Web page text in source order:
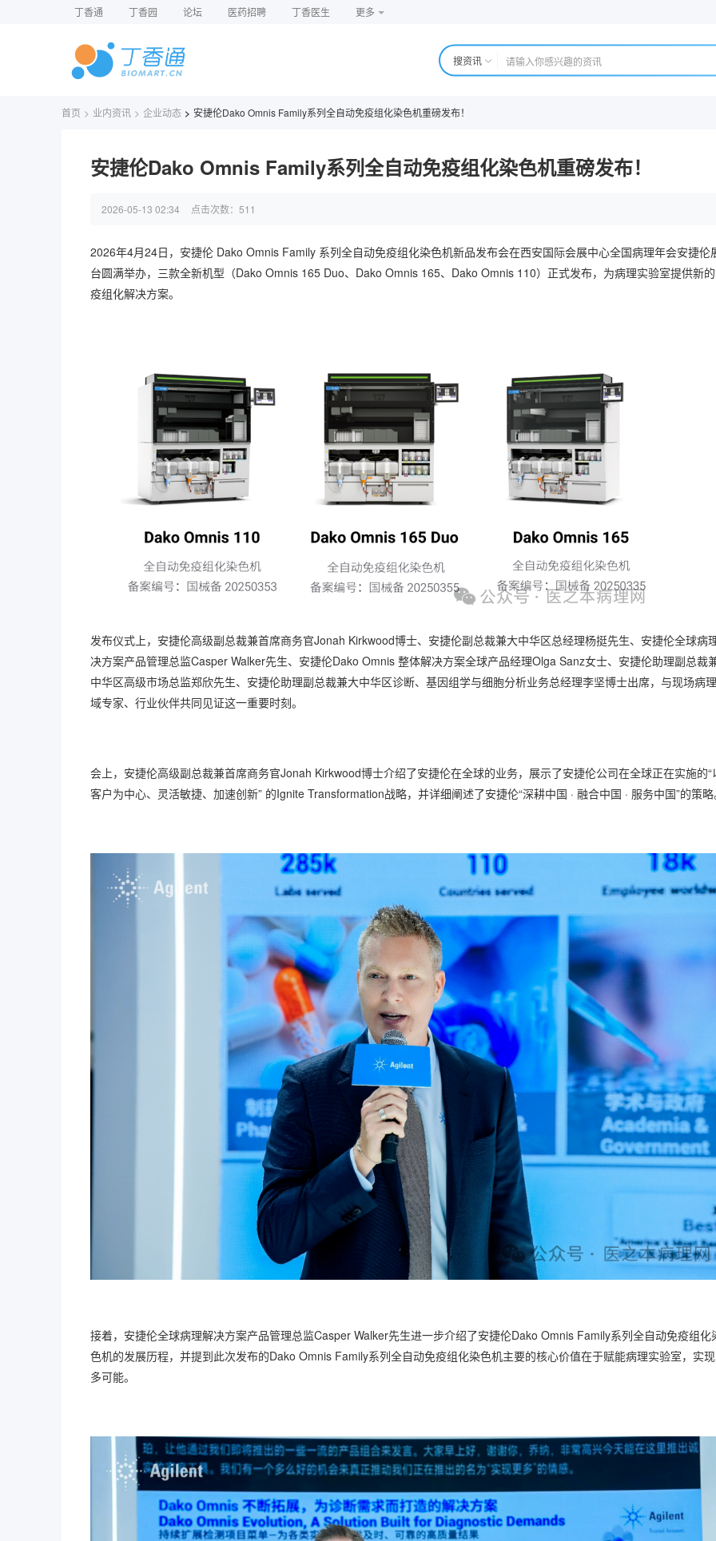
丁香通 丁香园 论坛 医药招聘 丁香医生 更多
搜资讯
首页 > 业内资讯 > 企业动态 > 安捷伦Dako Omnis Family系列全自动免疫组化染色机重磅发布！
安捷伦Dako Omnis Family系列全自动免疫组化染色机重磅发布！
2026-05-13 02:34 点击次数： 511
2026年4月24日，安捷伦 Dako Omnis Family 系列全自动免疫组化染色机新品发布会在西安国际会展中心全国病理年会安捷伦
台圆满举办，三款全新机型（Dako Omnis 165 Duo、Dako Omnis 165、Dako Omnis 110）正式发布，为病理实验室提供新
疫组化解决方案。
发布仪式上，安捷伦高级副总裁兼首席商务官Jonah Kirkwood博士、安捷伦副总裁兼大中华区总经理杨挺先生、安捷伦全球病
决方案产品管理总监Casper Walker先生、安捷伦Dako Omnis 整体解决方案全球产品经理Olga Sanz女士、安捷伦助理副总裁
中华区高级市场总监郑欣先生、安捷伦助理副总裁兼大中华区诊断、基因组学与细胞分析业务总经理李坚博士出席，与现场病
域专家、行业伙伴共同见证这一重要时刻。
会上，安捷伦高级副总裁兼首席商务官Jonah Kirkwood博士介绍了安捷伦在全球的业务，展示了安捷伦公司在全球正在实施的“
客户为中心、灵活敏捷、加速创新” 的Ignite Transformation战略，并详细阐述了安捷伦“深耕中国 · 融合中国 · 服务中国”的策
接着，安捷伦全球病理解决方案产品管理总监Casper Walker先生进一步介绍了安捷伦Dako Omnis Family系列全自动免疫组化
色机的发展历程，并提到此次发布的Dako Omnis Family系列全自动免疫组化染色机主要的核心价值在于赋能病理实验室，实
多可能。